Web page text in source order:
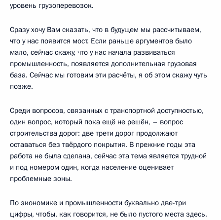
уровень грузоперевозок.
Сразу хочу Вам сказать, что в будущем мы рассчитываем,
что у нас появится мост. Если раньше аргументов было
мало, сейчас скажу, что у нас начала развиваться
промышленность, появляется дополнительная грузовая
база. Сейчас мы готовим эти расчёты, я об этом скажу чуть
позже.
Среди вопросов, связанных с транспортной доступностью,
один вопрос, который пока ещё не решён, – вопрос
строительства дорог: две трети дорог продолжают
оставаться без твёрдого покрытия. В прежние годы эта
работа не была сделана, сейчас эта тема является трудной
и под номером один, когда население оценивает
проблемные зоны.
По экономике и промышленности буквально две-три
цифры, чтобы, как говорится, не было пустого места здесь.